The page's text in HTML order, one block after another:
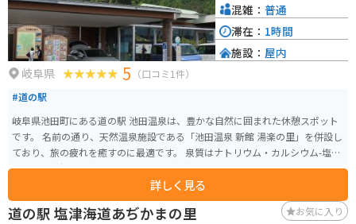
岐阜県 5 （口コミ1件）
#道の駅
岐阜県池田町にある道の駅 池田温泉は、豊かな自然に囲まれた休憩スポット
です。 名前の通り、天然温泉施設である「池田温泉 新館 湯楽の里」を併設し
ており、旅の疲れを癒すのに最適です。 泉質はナトリウム・カルシウム-塩化
物泉で、神経痛や筋肉痛、関節痛などに効果があるとされています。 また、
地元の農産物直売所では、新鮮な野菜や果物、特産品などを購入することが
できます。 特に、池田町は富有柿の産地として知られており、秋には旬の甘
い柿を味わうことができます。 バイクで訪れる場合、道の駅には広々とした
詳しく見る
混雑： 普通
滞在： 1時間
施設： 屋内
道の駅 塩津海道あぢかまの里 お気に入り